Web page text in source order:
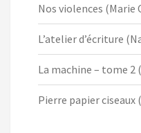
Nos violences (Marie
L’atelier d’écriture
La machine – tome 2
Pierre papier